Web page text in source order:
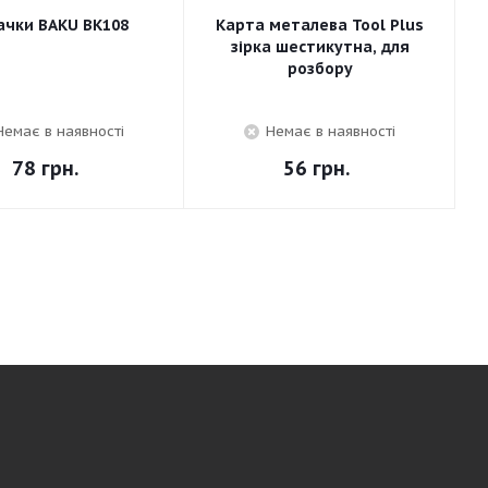
BAKU BK108
в наявності
78 грн.
Карта металева Tool Plus
зірка шестикутна, для
розбору
Немає в наявності
56 грн.